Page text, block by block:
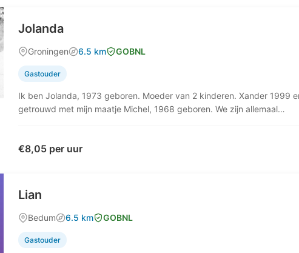
Jolanda
Groningen 6.5 km GOBNL
Gastouder
Ik ben Jolanda, 1973 geboren. Moeder van 2 kinderen. Xander 1999
getrouwd met mijn maatje Michel, 1968 geboren. We zijn allemaal…
€8,05 per uur
Lian
Bedum 6.5 km GOBNL
Gastouder